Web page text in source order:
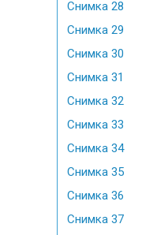
Снимка 28
Снимка 29
Снимка 30
Снимка 31
Снимка 32
Снимка 33
Снимка 34
Снимка 35
Снимка 36
Снимка 37